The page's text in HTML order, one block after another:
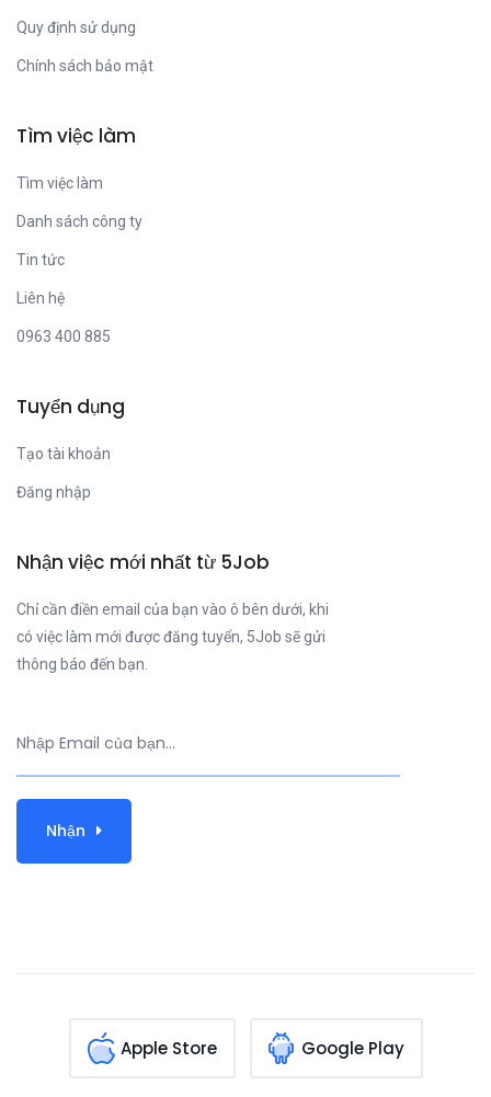
Quy định sử dụng
Chính sách bảo mật
Tìm việc làm
Tìm việc làm
Danh sách công ty
Tin tức
Liên hệ
0963 400 885
Tuyển dụng
Tạo tài khoản
Đăng nhập
Nhận việc mới nhất từ 5Job
Chỉ cần điền email của bạn vào ô bên dưới, khi
có việc làm mới được đăng tuyển, 5Job sẽ gửi
thông báo đến bạn.
Nhận
Apple Store Google Play